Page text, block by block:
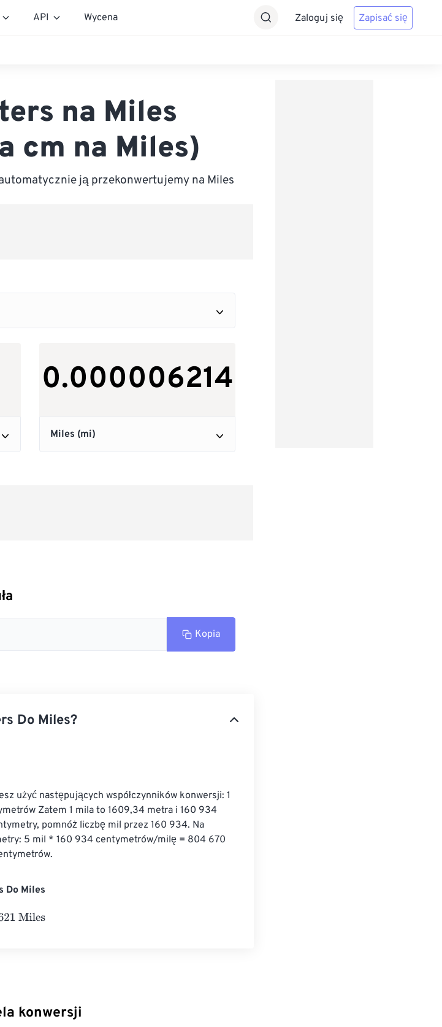
API Wycena Zaloguj się Zapisać się
na Miles
cm na Miles)
ją przekonwertujemy na Miles
Kopia
Do Miles?
użyć następujących współczynników konwersji: 1
Zatem 1 mila to 1609,34 metra i 160 934
pomnóż liczbę mil przez 160 934. Na
5 mil * 160 934 centymetrów/milę = 804 670
Do Miles
Miles
konwersji